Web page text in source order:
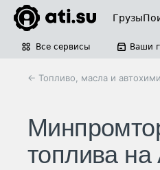
Грузы
Все сервисы Ваши
← Топливо, масла и
топлива